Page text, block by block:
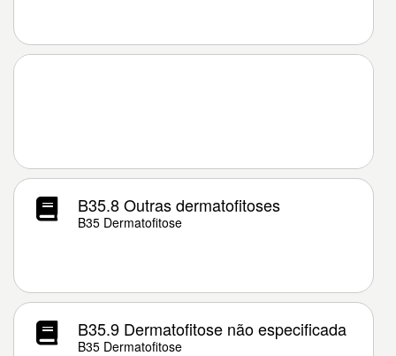
B35.8 Outras dermatofitoses
B35 Dermatofitose
B35.9 Dermatofitose não especificada
B35 Dermatofitose